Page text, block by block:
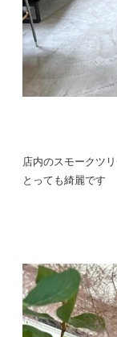
店内のスモークツ
とっても綺麗です